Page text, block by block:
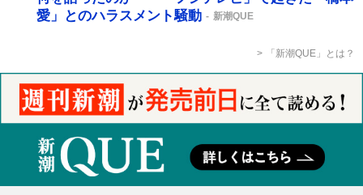
愛」とのハラスメント騒動
新潮QUE
「新潮QUE」とは？